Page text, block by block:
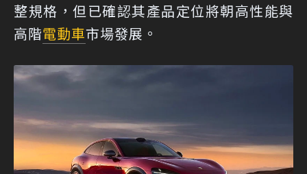
整規格，但已確認其產品定位將朝高性能與
高階電動車市場發展。